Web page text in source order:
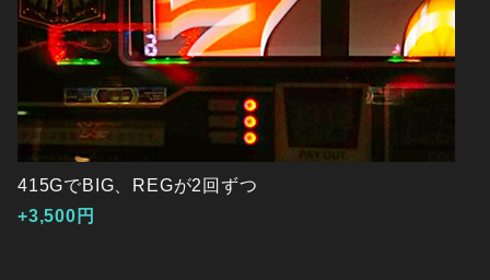
415GでBIG、REGが2回ずつ
+3,500円